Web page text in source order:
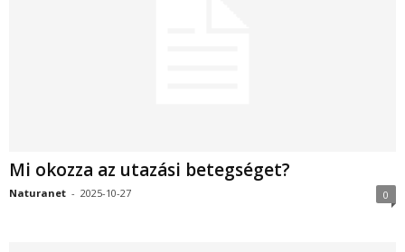
Mi okozza az utazási betegséget?
Naturanet - 2025-10-27 0